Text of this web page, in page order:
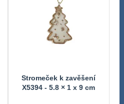
Stromeček k zavěšení
X5394 - 5.8 × 1 x 9 cm